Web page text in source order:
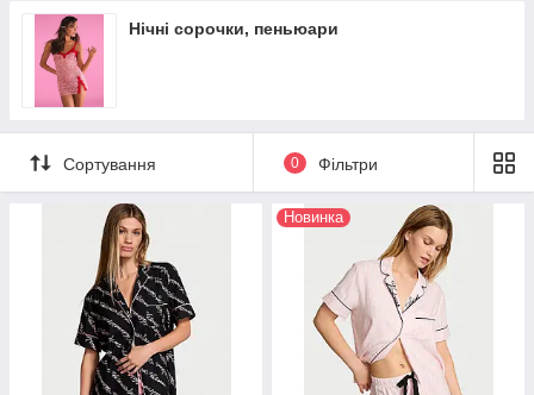
Нічні сорочки, пеньюари
Сортування 0 Фільтри
Новинка